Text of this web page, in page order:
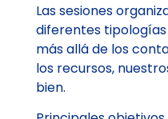
Las sesiones
diferentes
más allá de los
los recursos,
bien.